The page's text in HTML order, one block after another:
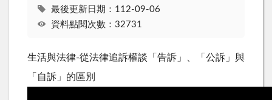
最後更新日期：112-09-06
資料點閱次數：32731
生活與法律-從法律追訴權談「告訴」、「公訴」與
「自訴」的區別